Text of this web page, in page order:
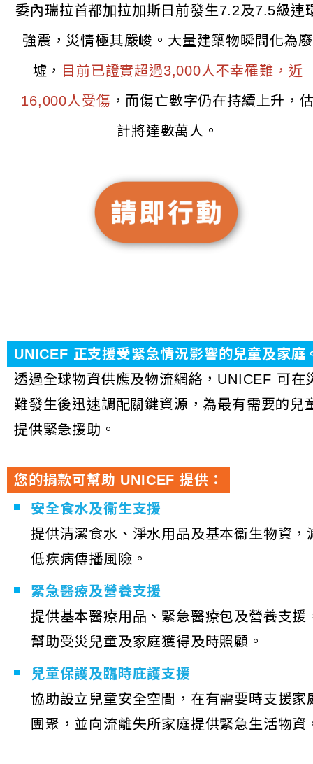
委內瑞拉首都加拉加斯日前發生7.2及7.5級連
強震，災情極其嚴峻。大量建築物瞬間化為廢
墟， 目前已證實超過3,000人不幸罹難，近
16,000人受傷 ，而傷亡數字仍在持續上升，
計將達數萬人。
UNICEF 正支援受緊急情況影響的兒童及家庭
透過全球物資供應及物流網絡，UNICEF 可在
難發生後迅速調配關鍵資源，為最有需要的兒
提供緊急援助。
您的捐款可幫助 UNICEF 提供：
安全食水及衞生支援
提供清潔食水、淨水用品及基本衞生物資，
低疾病傳播風險。
緊急醫療及營養支援
提供基本醫療用品、緊急醫療包及營養支援
幫助受災兒童及家庭獲得及時照顧。
兒童保護及臨時庇護支援
協助設立兒童安全空間，在有需要時支援家
團聚，並向流離失所家庭提供緊急生活物資